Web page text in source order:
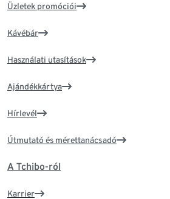
Üzletek promóciói
Kávébár
Használati utasítások
Ajándékkártya
Hírlevél
Útmutató és mérettanácsadó
A Tchibo-ról
Karrier